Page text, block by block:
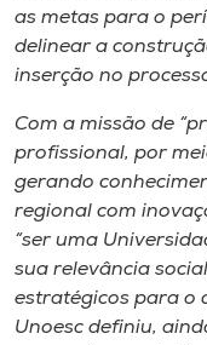
Selecione
A+
A-
as metas para o
delinear a
inserção no
Com a missão de
profissional, por
gerando
regional com
“ser uma
sua relevância
estratégicos para o
Unoesc definiu,